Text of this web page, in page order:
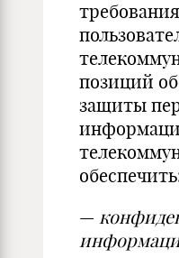
позиций
защиты
—